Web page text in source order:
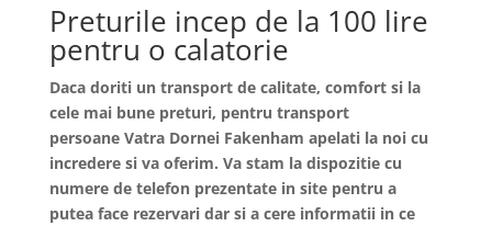
Preturile incep de la 100 lire
pentru o calatorie
Daca doriti un transport de calitate, comfort si la
cele mai bune preturi, pentru transport
persoane Vatra Dornei Fakenham apelati la noi cu
incredere si va oferim. Va stam la dispozitie cu
numere de telefon prezentate in site pentru a
putea face rezervari dar si a cere informatii in ce